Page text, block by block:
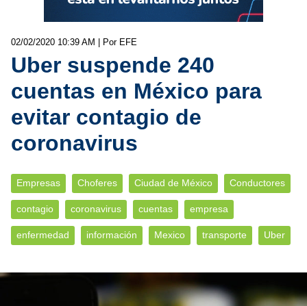
02/02/2020 10:39 AM | Por EFE
Uber suspende 240
cuentas en México para
evitar contagio de
coronavirus
Empresas Choferes Ciudad de México Conductores
contagio coronavirus cuentas empresa
enfermedad información Mexico transporte Uber